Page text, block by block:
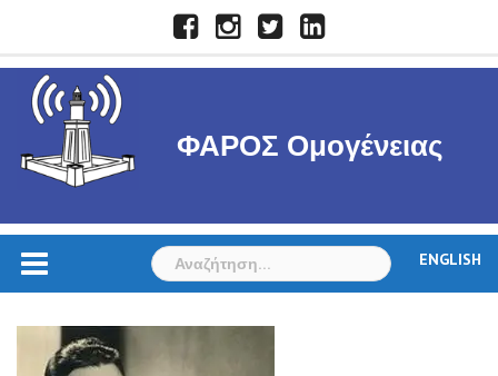
FacebookInstagramTwitterLinkedIn
ΦΑΡΟΣ Ομογένειας
ENGLISH
Αναζήτηση
για: